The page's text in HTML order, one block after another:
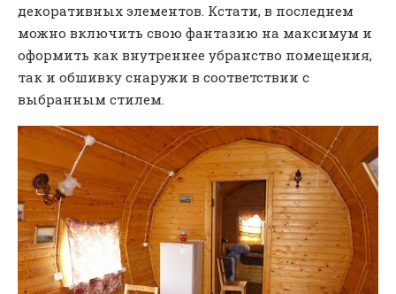
декоративных элементов. Кстати, в последнем
можно включить свою фантазию на максимум и
оформить как внутреннее убранство помещения,
так и обшивку снаружи в соответствии с
выбранным стилем.